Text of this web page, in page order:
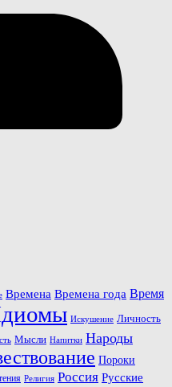
Времена Времена года Время
Искушение Личность
Мысли Напитки Народы
Пороки
Религия Россия Русские